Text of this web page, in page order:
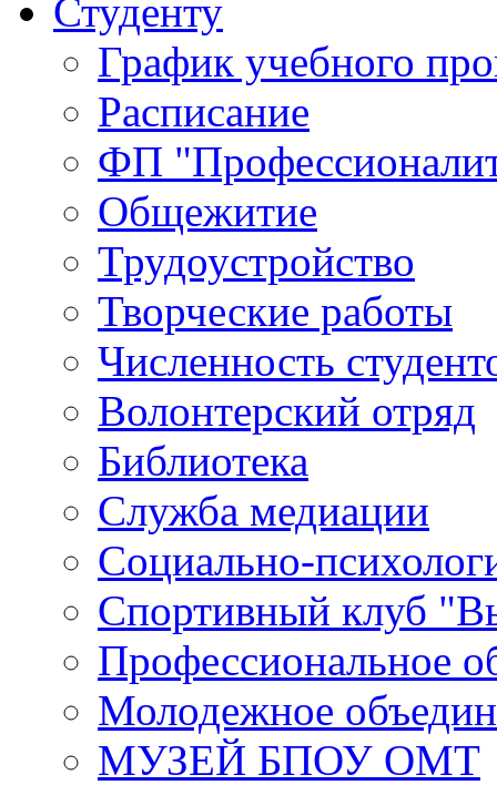
Студенту
График учебного
Расписание
ФП
Общежитие
Трудоустройство
Творческие работы
Численность
Волонтерский отряд
Библиотека
Служба медиации
Социально-
Спортивный клуб
Профессиональное
Молодежное
МУЗЕЙ БПОУ ОМТ